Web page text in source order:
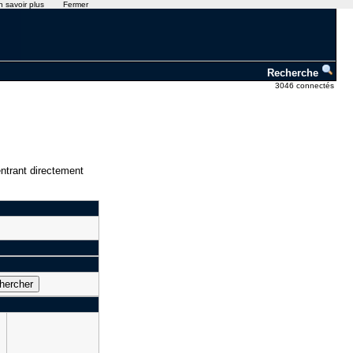
Recherche
3046 connectés
directement
savoir plus Fermer